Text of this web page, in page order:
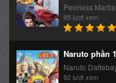
Peerless
95 lượt xem
Naruto phần 1
Naruto
92 lượt xem